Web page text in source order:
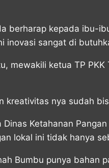
berharap kepada ibu-
inovasi sangat di
mewakili ketua TP
kreativitas nya sudah
Dinas Ketahanan
lokal ini tidak hanya
Bumbu punya bahan